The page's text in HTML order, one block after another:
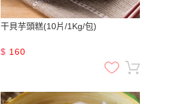
干貝芋頭糕(10片/1Kg/包)
$ 160